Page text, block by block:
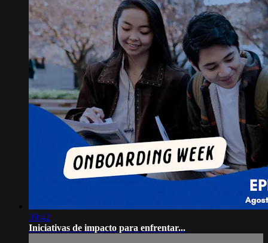
39:42
Iniciativas de impacto para enfrentar...